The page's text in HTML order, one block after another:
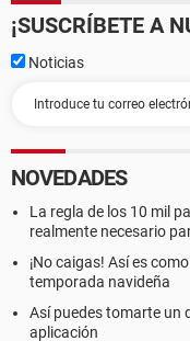
¡SUSCRÍBETE A
Noticias
NOVEDADES
La regla de los 10 mil
realmente necesario
¡No caigas! Así es
temporada navideña
Así puedes tomarte un
aplicación